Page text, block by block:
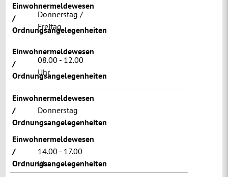
Einwohnermeldewesen
/
Ordnungsangelegenheiten
Donnerstag /
Freitag
Einwohnermeldewesen
/
Ordnungsangelegenheiten
08.00 - 12.00
Uhr
Einwohnermeldewesen
/
Ordnungsangelegenheiten
Donnerstag
Einwohnermeldewesen
/
Ordnungsangelegenheiten
14.00 - 17.00
Uhr